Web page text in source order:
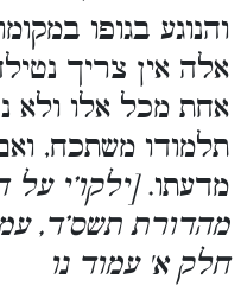
והנוגע בגופו
אלה אין צריך
אחת מכל אלו ולא
תלמודו משתכח,
מדעתו.[ילקו’י
מהדורת תשס’ד,
חלק א' עמוד נו